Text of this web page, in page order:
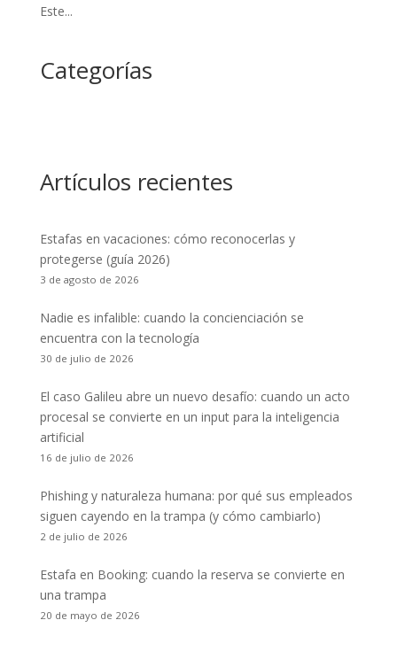
Este...
Categorías
Artículos recientes
Estafas en vacaciones: cómo reconocerlas y
protegerse (guía 2026)
3 de agosto de 2026
Nadie es infalible: cuando la concienciación se
encuentra con la tecnología
30 de julio de 2026
El caso Galileu abre un nuevo desafío: cuando un acto
procesal se convierte en un input para la inteligencia
artificial
16 de julio de 2026
Phishing y naturaleza humana: por qué sus empleados
siguen cayendo en la trampa (y cómo cambiarlo)
2 de julio de 2026
Estafa en Booking: cuando la reserva se convierte en
una trampa
20 de mayo de 2026